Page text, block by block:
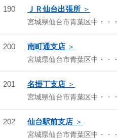
190 ＪＲ仙台出張所
宮城県仙台市青葉区中・・・
200 南町通支店
宮城県仙台市青葉区中・・・
201 名掛丁支店
宮城県仙台市青葉区中・・・
202 仙台駅前支店
宮城県仙台市青葉区中・・・